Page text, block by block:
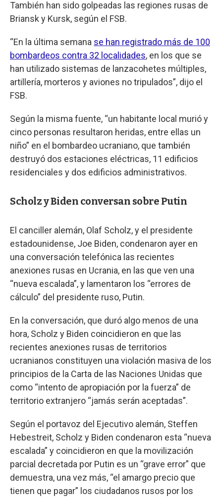
También han sido golpeadas las regiones rusas de
Briansk y Kursk, según el FSB.
“En la última semana se han registrado más de 100
bombardeos contra 32 localidades, en los que se
han utilizado sistemas de lanzacohetes múltiples,
artillería, morteros y aviones no tripulados”, dijo el
FSB.
Según la misma fuente, “un habitante local murió y
cinco personas resultaron heridas, entre ellas un
niño” en el bombardeo ucraniano, que también
destruyó dos estaciones eléctricas, 11 edificios
residenciales y dos edificios administrativos.
Scholz y Biden conversan sobre Putin
El canciller alemán, Olaf Scholz, y el presidente
estadounidense, Joe Biden, condenaron ayer en
una conversación telefónica las recientes
anexiones rusas en Ucrania, en las que ven una
“nueva escalada”, y lamentaron los “errores de
cálculo” del presidente ruso, Putin.
En la conversación, que duró algo menos de una
hora, Scholz y Biden coincidieron en que las
recientes anexiones rusas de territorios
ucranianos constituyen una violación masiva de los
principios de la Carta de las Naciones Unidas que
como “intento de apropiación por la fuerza” de
territorio extranjero “jamás serán aceptadas”.
Según el portavoz del Ejecutivo alemán, Steffen
Hebestreit, Scholz y Biden condenaron esta “nueva
escalada” y coincidieron en que la movilización
parcial decretada por Putin es un “grave error” que
demuestra, una vez más, “el amargo precio que
tienen que pagar” los ciudadanos rusos por los